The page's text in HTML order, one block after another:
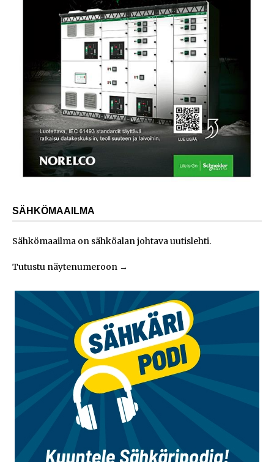
SÄHKÖMAAILMA
Sähkömaailma on sähköalan johtava uutislehti.
Tutustu näytenumeroon →